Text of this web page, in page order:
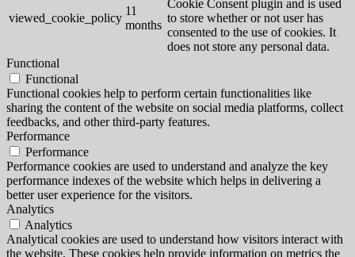
viewed_cookie_policy
11
months
Cookie Consent plugin and is used
to store whether or not user has
consented to the use of cookies. It
does not store any personal data.
Functional
Functional
Functional cookies help to perform certain functionalities like
sharing the content of the website on social media platforms, collect
feedbacks, and other third-party features.
Performance
Performance
Performance cookies are used to understand and analyze the key
performance indexes of the website which helps in delivering a
better user experience for the visitors.
Analytics
Analytics
Analytical cookies are used to understand how visitors interact with
the website. These cookies help provide information on metrics the